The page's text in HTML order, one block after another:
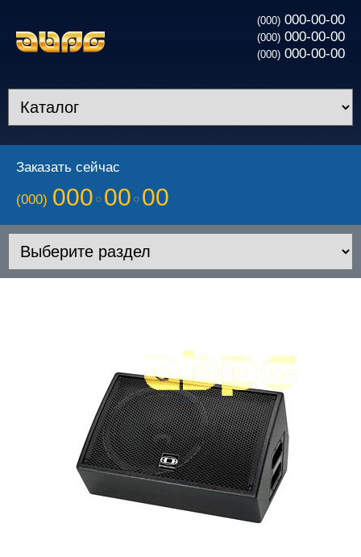
(000) 000-00-00
(000) 000-00-00
(000) 000-00-00
Заказать сейчас
(000) 000 00 00